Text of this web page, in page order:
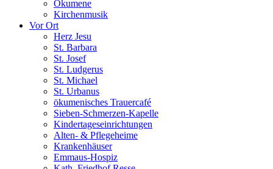
Ökumene
Kirchenmusik
Vor Ort
Herz Jesu
St. Barbara
St. Josef
St. Ludgerus
St. Michael
St. Urbanus
ökumenisches Trauercafé
Sieben-Schmerzen-Kapelle
Kindertageseinrichtungen
Alten- & Pflegeheime
Krankenhäuser
Emmaus-Hospiz